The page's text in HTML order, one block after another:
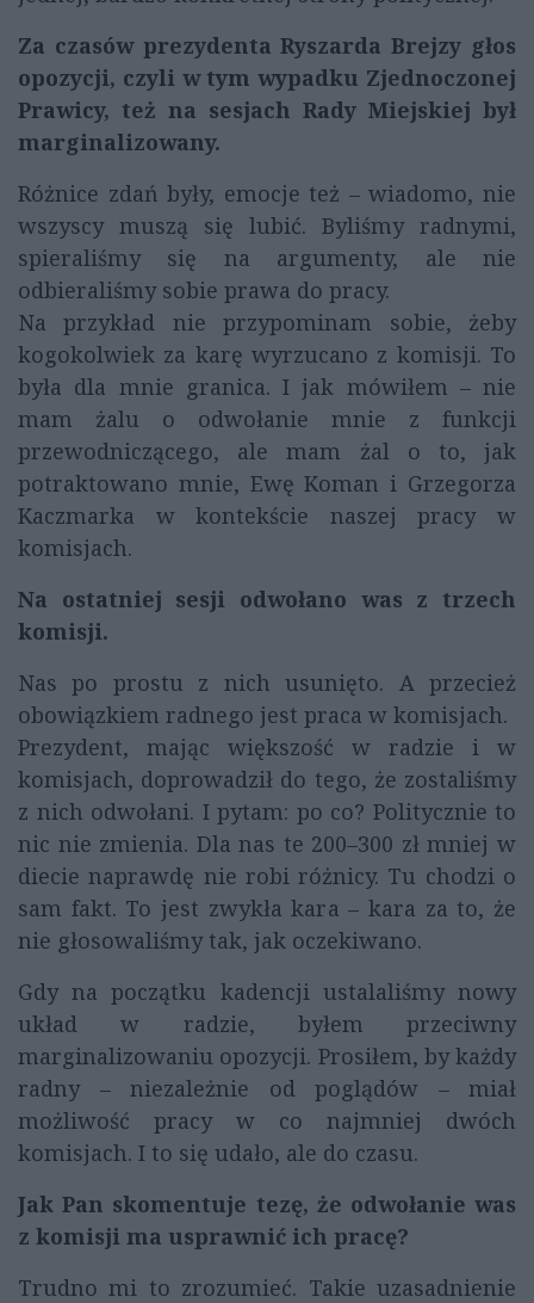
Za czasów prezydenta Ryszarda Brejzy głos
opozycji, czyli w tym wypadku Zjednoczonej
Prawicy, też na sesjach Rady Miejskiej był
marginalizowany.
Różnice zdań były, emocje też – wiadomo, nie
wszyscy muszą się lubić. Byliśmy radnymi,
spieraliśmy się na argumenty, ale nie
odbieraliśmy sobie prawa do pracy.
Na przykład nie przypominam sobie, żeby
kogokolwiek za karę wyrzucano z komisji. To
była dla mnie granica. I jak mówiłem – nie
mam żalu o odwołanie mnie z funkcji
przewodniczącego, ale mam żal o to, jak
potraktowano mnie, Ewę Koman i Grzegorza
Kaczmarka w kontekście naszej pracy w
komisjach.
Na ostatniej sesji odwołano was z trzech
komisji.
Nas po prostu z nich usunięto. A przecież
obowiązkiem radnego jest praca w komisjach.
Prezydent, mając większość w radzie i w
komisjach, doprowadził do tego, że zostaliśmy
z nich odwołani. I pytam: po co? Politycznie to
nic nie zmienia. Dla nas te 200–300 zł mniej w
diecie naprawdę nie robi różnicy. Tu chodzi o
sam fakt. To jest zwykła kara – kara za to, że
nie głosowaliśmy tak, jak oczekiwano.
Gdy na początku kadencji ustalaliśmy nowy
układ w radzie, byłem przeciwny
marginalizowaniu opozycji. Prosiłem, by każdy
radny – niezależnie od poglądów – miał
możliwość pracy w co najmniej dwóch
komisjach. I to się udało, ale do czasu.
Jak Pan skomentuje tezę, że odwołanie was
z komisji ma usprawnić ich pracę?
Trudno mi to zrozumieć. Takie uzasadnienie